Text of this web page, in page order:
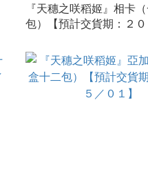
『天穗之咲稻姬』相卡
包）【預計交貨期：２